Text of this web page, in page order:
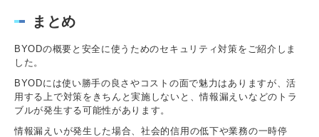
まとめ
BYODの概要と安全に使うためのセキュリティ対策をご紹介しま
した。
BYODには使い勝手の良さやコストの面で魅力はありますが、活
用する上で対策をきちんと実施しないと、情報漏えいなどのトラ
ブルが発生する可能性があります。
情報漏えいが発生した場合、社会的信用の低下や業務の一時停